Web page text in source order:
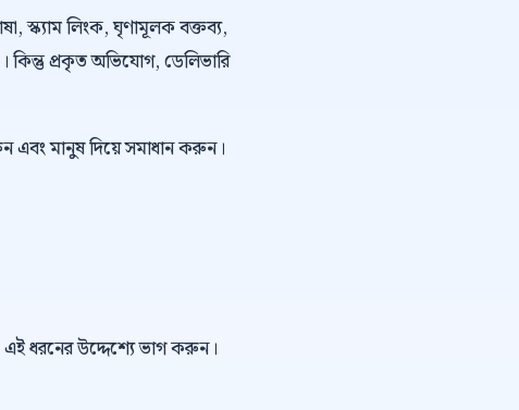
স্ক্যাম লিংক, ঘৃণামূলক বক্তব্য,
কিন্তু প্রকৃত অভিযোগ, ডেলিভারি
এবং মানুষ দিয়ে সমাধান করুন।
ধরনের উদ্দেশ্যে ভাগ করুন।